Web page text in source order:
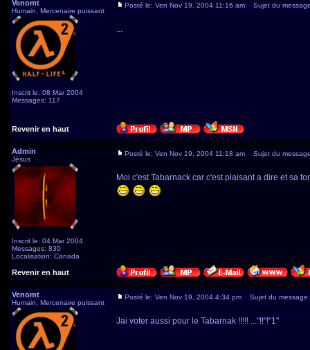
Venomt
Humain, Mercenaire puissant
Inscrit le: 08 Mar 2004
Messages: 117
Posté le: Ven Nov 19, 2004 11:16 am Sujet du
...
Revenir en haut
Admin
Jésus
Inscrit le: 04 Mar 2004
Messages: 830
Localisation: Canada
Posté le: Ven Nov 19, 2004 11:18 am Sujet du
Moi c'est Tabarnack car c'est plaisant a dire et sa
Revenir en haut
Venomt
Humain, Mercenaire puissant
Posté le: Ven Nov 19, 2004 4:34 pm Sujet du message:
Jai voter aussi pour le Tabarnak !!!!! ..."!!"!"1"